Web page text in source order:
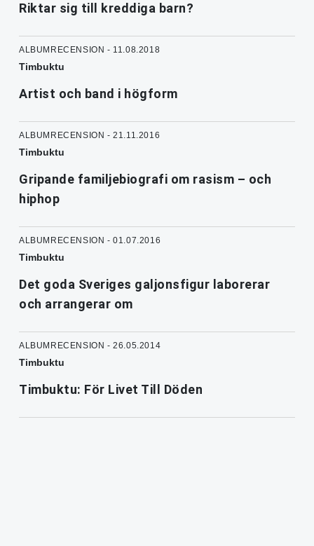
Riktar sig till kreddiga barn?
ALBUMRECENSION - 11.08.2018
Timbuktu
Artist och band i högform
ALBUMRECENSION - 21.11.2016
Timbuktu
Gripande familjebiografi om rasism – och
hiphop
ALBUMRECENSION - 01.07.2016
Timbuktu
Det goda Sveriges galjonsfigur laborerar
och arrangerar om
ALBUMRECENSION - 26.05.2014
Timbuktu
Timbuktu: För Livet Till Döden